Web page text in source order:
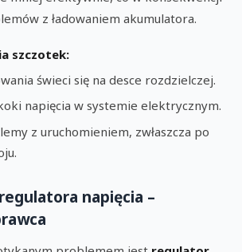
z ładowaniem akumulatora.
szczotek:
świeci się na desce rozdzielczej.
napięcia w systemie elektrycznym.
z uruchomieniem, zwłaszcza po
napięcia –